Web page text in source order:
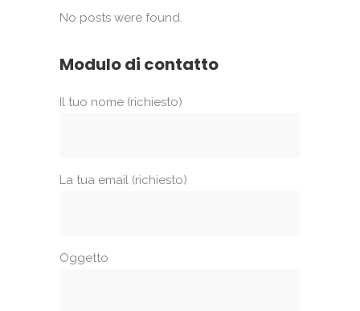
No posts were found.
Modulo di contatto
Il tuo nome (richiesto)
La tua email (richiesto)
Oggetto